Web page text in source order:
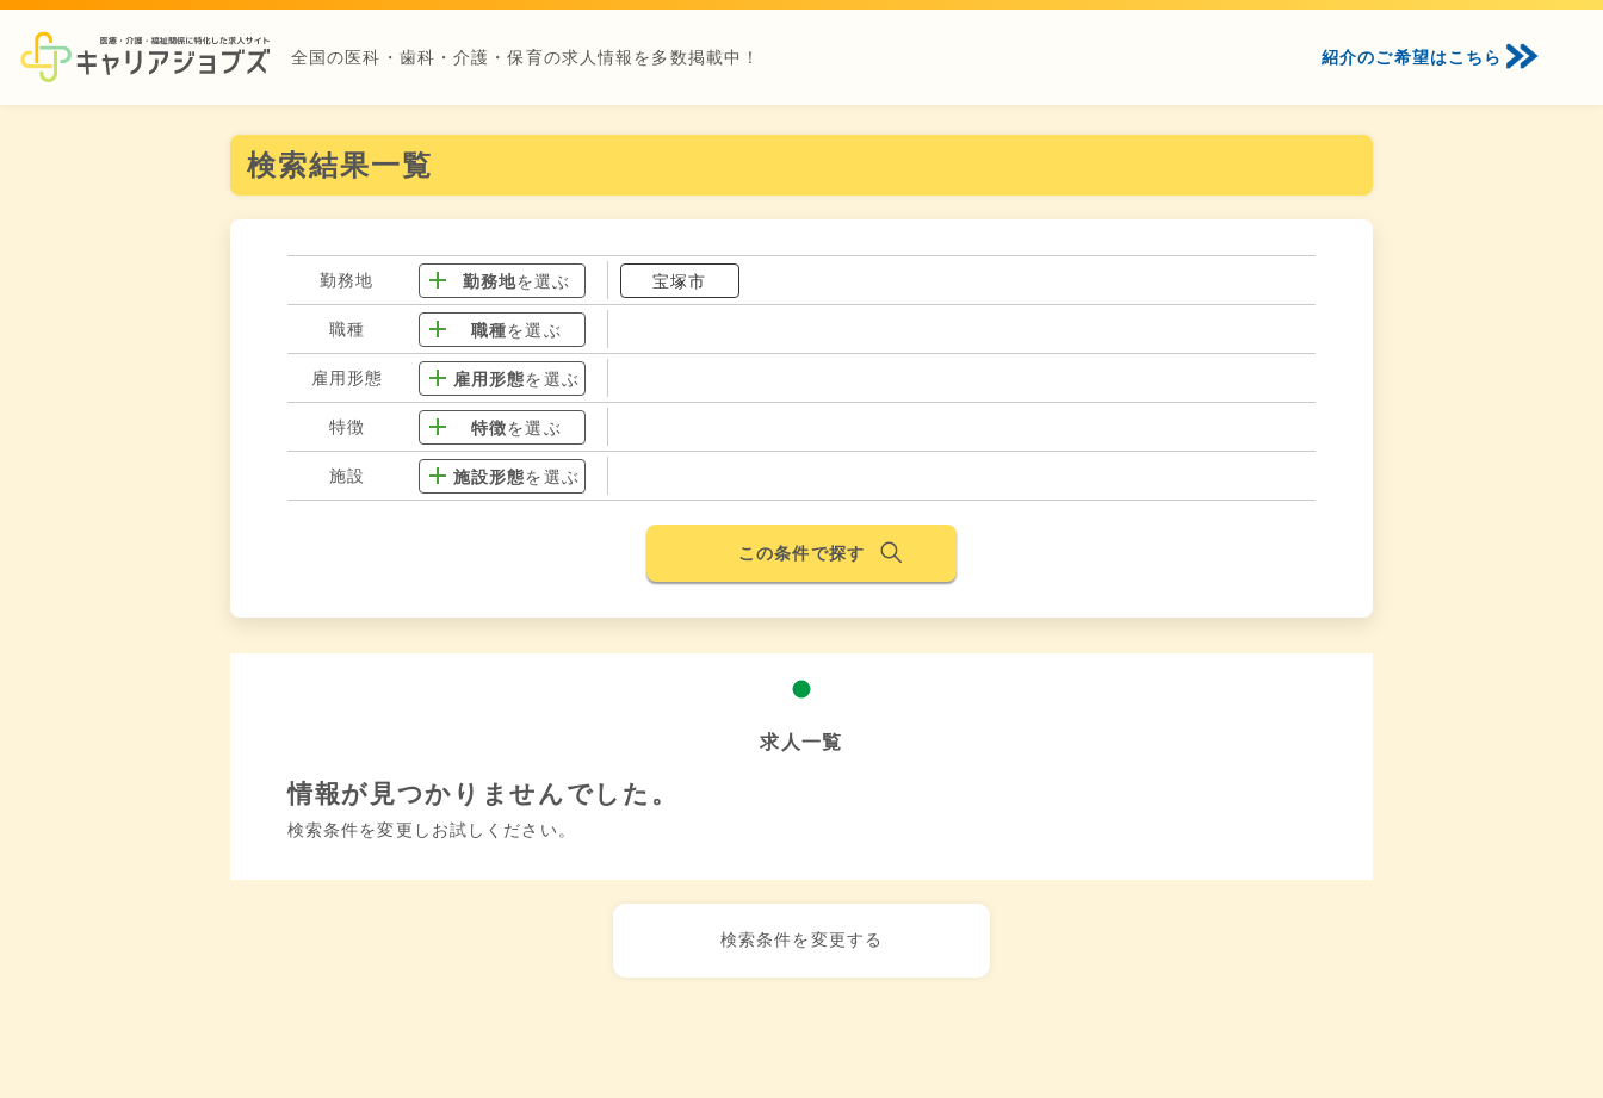
全国の医科・歯科・介護・保育の求人情報を多数掲載中！ 紹介のご希望はこちら
検索結果一覧
勤務地 勤務地を選ぶ 宝塚市
職種 職種を選ぶ
雇用形態 雇用形態を選ぶ
特徴 特徴を選ぶ
施設 施設形態を選ぶ
この条件で探す
求人一覧
情報が見つかりませんでした。
検索条件を変更しお試しください。
検索条件を変更する